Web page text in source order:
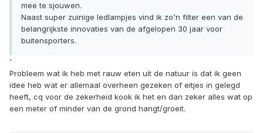
mee te sjouwen.
Naast super zuinige ledlampjes vind ik zo'n filter een van de
belangrijkste innovaties van de afgelopen 30 jaar voor
buitensporters.
'
Probleem wat ik heb met rauw eten uit de natuur is dat ik geen
idee heb wat er allemaal overheen gezeken of eitjes in gelegd
heeft, cq voor de zekerheid kook ik het en dan zeker alles wat op
een meter of minder van de grond hangt/groeit.